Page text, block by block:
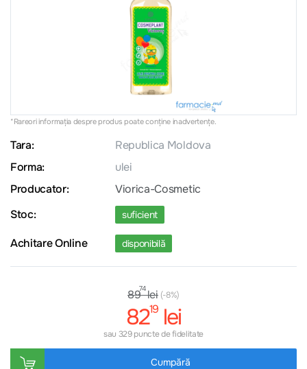
*Rareori informația despre produs poate conţine inadvertenţe.
Tara:
Republica Moldova
Forma:
ulei
Producator:
Viorica-Cosmetic
Stoc:
suficient
Achitare Online disponibilă
8974lei (-8%)
8219 lei
sau 329 puncte de fidelitate
Cumpără